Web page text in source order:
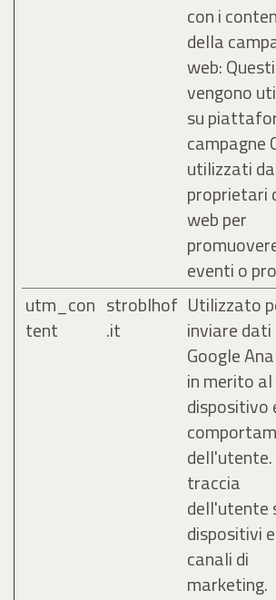
con i
della
web:
vengono
su
campagne
utilizzati
proprietari
web per
eventi o
utm_con
tent
stroblhof
.it
Utilizzato
inviare dati
Google
in merito al
dispositivo
dell'utente.
traccia
dell'utente
dispositivi e
canali di
marketing.